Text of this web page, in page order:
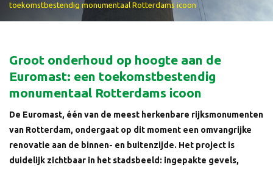
toekomstbestendig monumentaal Rotterdams icoon
Groot onderhoud op hoogte aan de
Euromast: een toekomstbestendig
monumentaal Rotterdams icoon
De Euromast, één van de meest herkenbare rijksmonumenten
van Rotterdam, ondergaat op dit moment een omvangrijke
renovatie aan de binnen- en buitenzijde. Het project is
duidelijk zichtbaar in het stadsbeeld: ingepakte gevels,